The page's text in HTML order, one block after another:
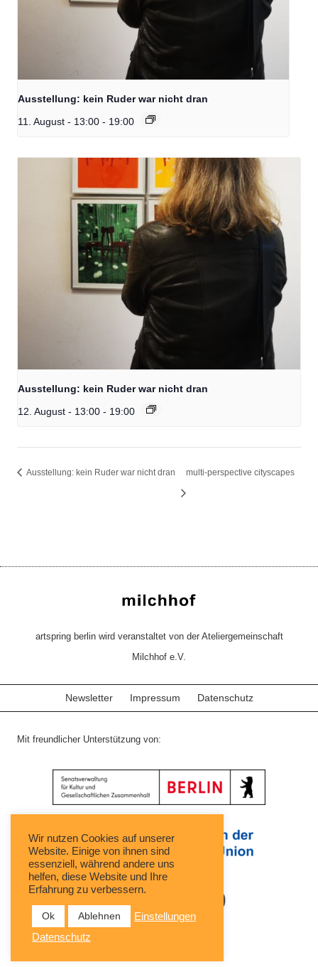
Ausstellung: kein Ruder war nicht dran
11. August - 13:00 - 19:00
Ausstellung: kein Ruder war nicht dran
12. August - 13:00 - 19:00
Ausstellung: kein Ruder war nicht dran multi-perspective cityscapes
artspring berlin wird veranstaltet von der Ateliergemeinschaft
Milchhof e.V.
Newsletter Impressum Datenschutz
Mit freundlicher Unterstützung von:
Wir nutzen Cookies auf unserer
Website. Einige von ihnen sind
essenziell, während andere uns
helfen, diese Website und Ihre
Erfahrung zu verbessern.
Ok Ablehnen
Einstellungen
Datenschutz